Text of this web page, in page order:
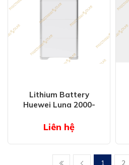
Lithium Battery
Huewei Luna 2000-
Liên hệ
1 2